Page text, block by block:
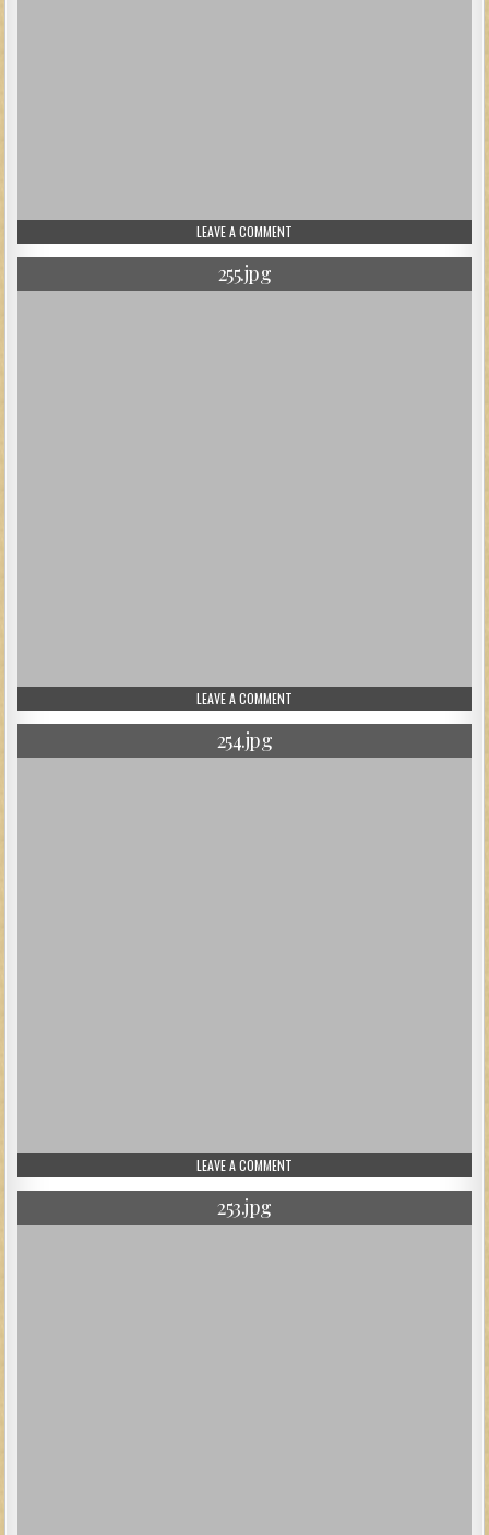
LEAVE A COMMENT
LEAVE A COMMENT
255.jpg
LEAVE A COMMENT
254.jpg
253.jpg